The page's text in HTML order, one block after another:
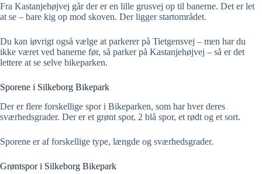
Fra Kastanjehøjvej går der er en lille grusvej op til banerne. Det er let
at se – bare kig op mod skoven. Der ligger startområdet.
Du kan iøvrigt også vælge at parkerer på Tietgensvej – men har du
ikke været ved banerne før, så parker på Kastanjehøjvej – så er det
lettere at se selve bikeparken.
Sporene i Silkeborg Bikepark
Der er flere forskellige spor i Bikeparken, som har hver deres
sværhedsgrader. Der er et grønt spor, 2 blå spor, et rødt og et sort.
Sporene er af forskellige type, længde og sværhedsgrader.
Grøntspor i Silkeborg Bikepark